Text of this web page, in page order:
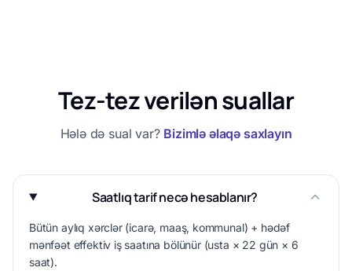
Tez-tez verilən suallar
Hələ də sual var? Bizimlə əlaqə saxlayın
Saatlıq tarif necə hesablanır?
Bütün aylıq xərclər (icarə, maaş, kommunal) + hədəf
mənfəət effektiv iş saatına bölünür (usta × 22 gün × 6
saat).